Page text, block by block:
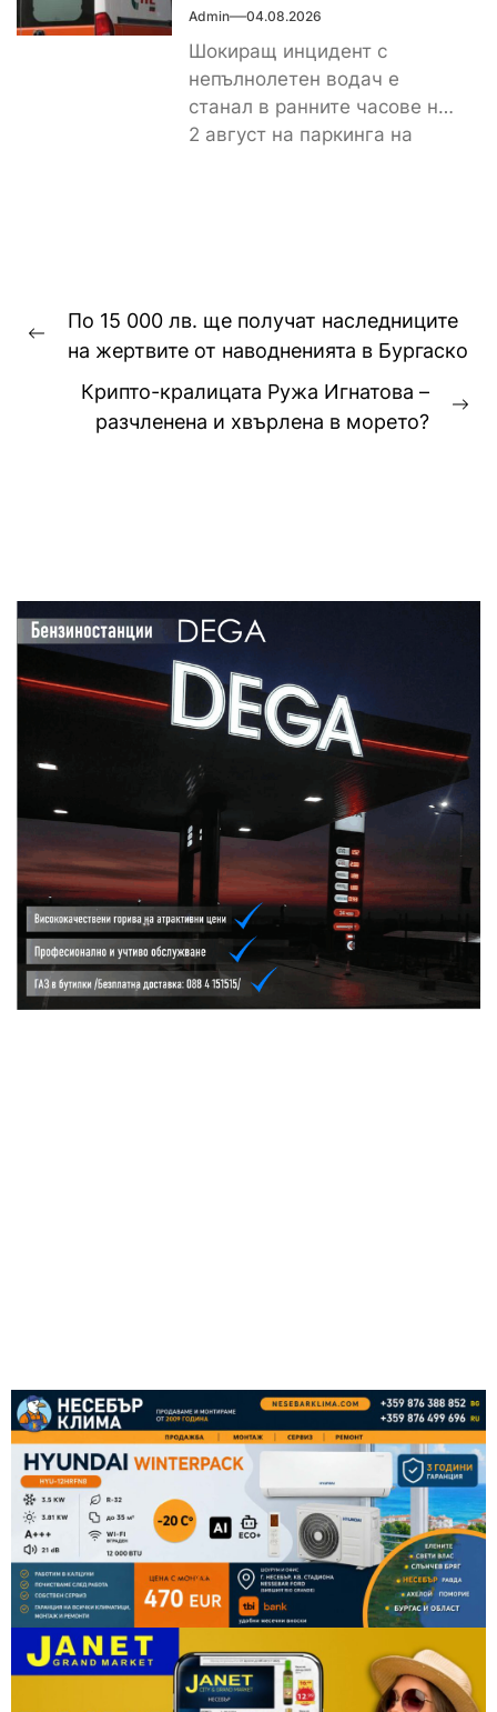
Admin 04.08.2026
Шокиращ инцидент с
непълнолетен водач е
станал в ранните часове на
2 август на паркинга на
Навигация
Previous
По 15 000 лв. ще получат наследниците
на жертвите от наводненията в Бургаско
Крипто-кралицата Ружа Игнатова –
разчленена и хвърлена в морето?